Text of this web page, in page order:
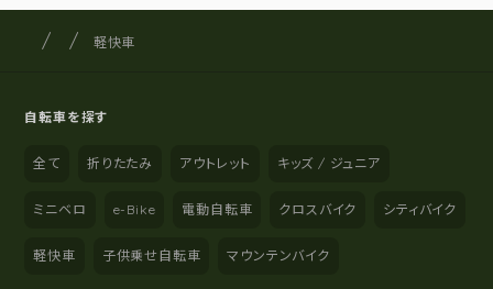
サイト内の現在地
サイクルショップナカゴヤ
軽快車
自転車を探す
全て 折りたたみ アウトレット キッズ / ジュニア
ミニベロ e-Bike 電動自転車 クロスバイク シティバイク
軽快車 子供乗せ自転車 マウンテンバイク